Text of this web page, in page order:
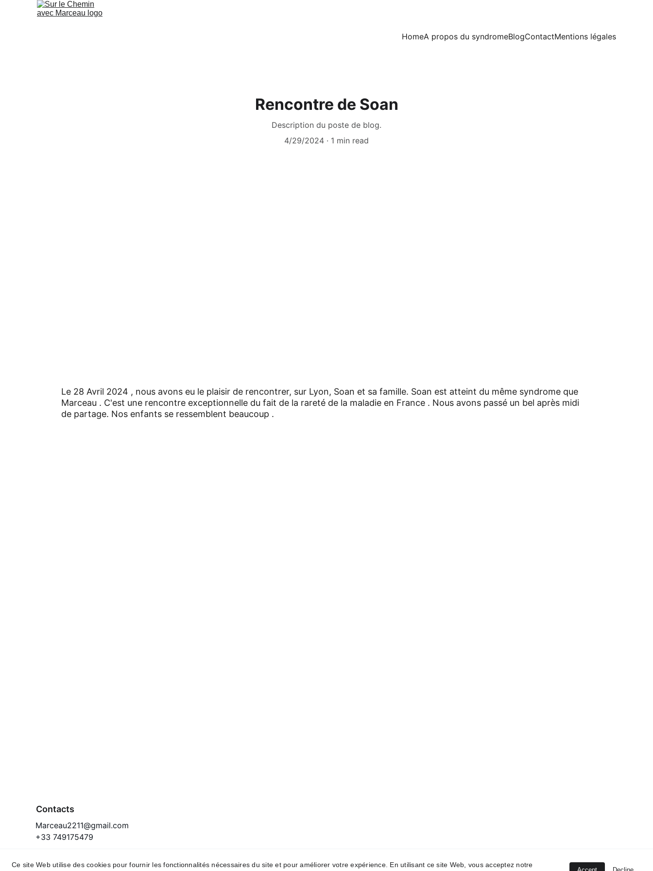
HomeA propos du syndromeBlogContactMentions légales
Rencontre de Soan
Description du poste de blog.
4/29/2024
1 min read
Le 28 Avril 2024 , nous avons eu le plaisir de rencontrer, sur Lyon, Soan et sa famille. Soan est atteint du même syndrome que
Marceau . C'est une rencontre exceptionnelle du fait de la rareté de la maladie en France . Nous avons passé un bel après midi
de partage. Nos enfants se ressemblent beaucoup .
Contacts
Marceau2211@gmail.com
+33 749175479
Ce site Web utilise des cookies pour fournir les fonctionnalités nécessaires du site et pour améliorer votre expérience. En utilisant ce site Web, vous acceptez notre
Accept Decline